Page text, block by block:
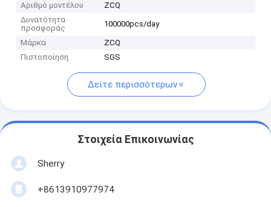
Αριθμό μοντέλου
ZCQ
Δυνατότητα
προσφοράς
100000pcs/day
Μάρκα
ZCQ
Πιστοποίηση
SGS
Δείτε περισσότερων
Στοιχεία Επικοινωνίας
Sherry
+8613910977974